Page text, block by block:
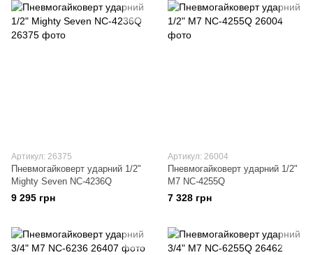
Артикул: 26375
Пневмогайковерт ударний 1/2"
Mighty Seven NC-4236Q
9 295 грн
Артикул: 26004
Пневмогайковерт ударний 1/2"
М7 NC-4255Q
7 328 грн